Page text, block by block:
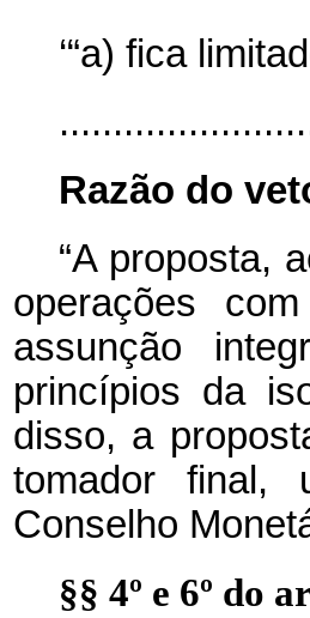
‘“a) fica
Razão do
“A proposta,
operações
assunção
princípios da
disso, a
tomador final,
Conselho
§§ 4º e 6º do